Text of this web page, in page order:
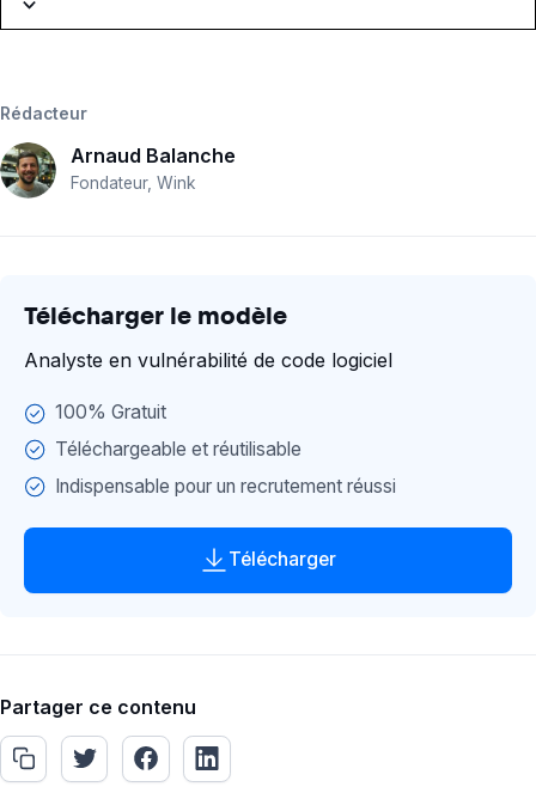
Tâches & Missions
Savoir être
Connaissances & Savoirs
Rédacteur
Arnaud Balanche
Fondateur, Wink
Télécharger le modèle
Analyste en vulnérabilité de code logiciel
100% Gratuit
Téléchargeable et réutilisable
Indispensable pour un recrutement réussi
Télécharger
Partager ce contenu